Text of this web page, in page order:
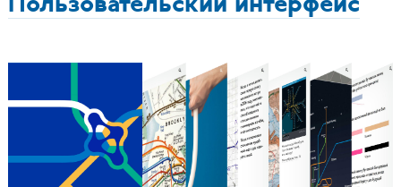
Пользовательский интерфейс